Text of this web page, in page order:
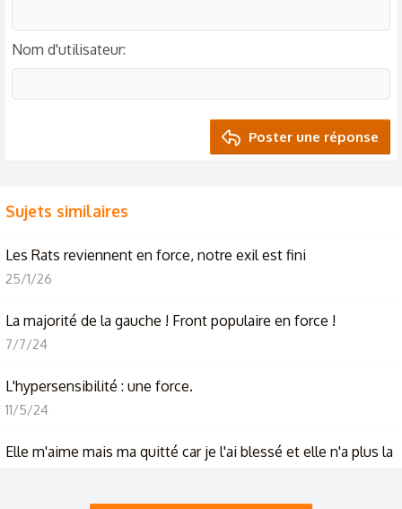
Nom d'utilisateur
Poster une réponse
Sujets similaires
Les Rats reviennent en force, notre exil est fini
25/1/26
La majorité de la gauche ! Front populaire en force !
7/7/24
L'hypersensibilité : une force.
11/5/24
Elle m'aime mais ma quitté car je l'ai blessé et elle n'a plus la